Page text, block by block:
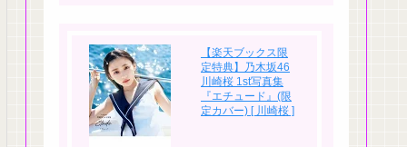
【楽天ブックス限
定特典】乃木坂46
川崎桜 1st写真集
『エチュード』(限
定カバー) [ 川崎桜 ]